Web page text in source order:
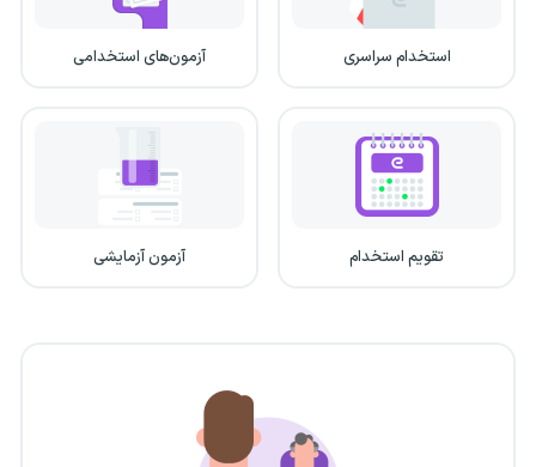
استخدام سراسری آزمون‌های استخدامی
تقویم استخدام آزمون آزمایشی